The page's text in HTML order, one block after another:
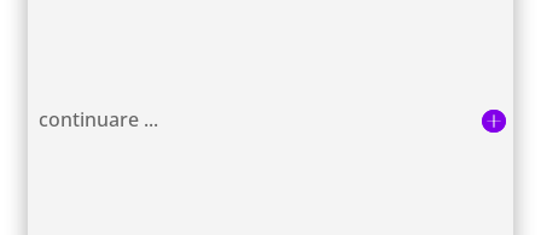
continuare ...